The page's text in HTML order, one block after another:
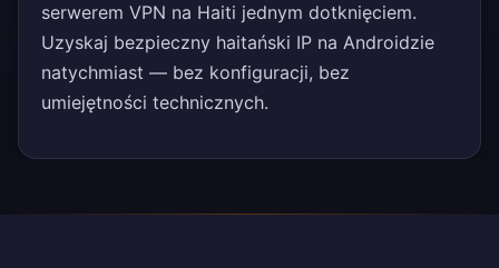
serwerem VPN na Haiti jednym dotknięciem.
Uzyskaj bezpieczny haitański IP na Androidzie
natychmiast — bez konfiguracji, bez
umiejętności technicznych.